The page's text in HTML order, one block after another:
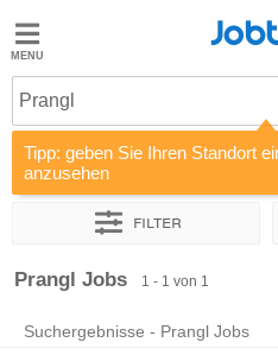
Jobted
Jobs
Gehalt
Prangl
Tipp: geben Sie Ihren Standort
anzusehen
Filter
Sortieren nach Unternehmen
Prangl Jobs 1 - 1 von 1
Suchergebnisse - Prangl Jobs